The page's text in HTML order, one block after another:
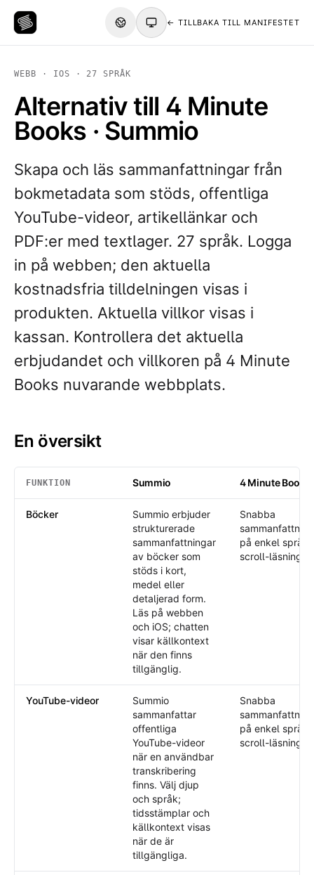
← TILLBAKA TILL MANIFESTET
WEBB · IOS · 27 SPRÅK
Alternativ till 4 Minute
Books · Summio
Skapa och läs sammanfattningar från
bokmetadata som stöds, offentliga
YouTube-videor, artikellänkar och
PDF:er med textlager. 27 språk. Logga
in på webben; den aktuella
kostnadsfria tilldelningen visas i
produkten. Aktuella villkor visas i
kassan. Kontrollera det aktuella
erbjudandet och villkoren på 4 Minute
Books nuvarande webbplats.
En översikt
FUNKTION Summio 4 Minute Books
Böcker
Summio erbjuder
strukturerade
sammanfattningar
av böcker som
stöds i kort,
medel eller
detaljerad form.
Läs på webben
och iOS; chatten
visar källkontext
när den finns
tillgänglig.
Snabba
på enkel språk
scroll-läsning.
YouTube-videor
Summio
sammanfattar
offentliga
YouTube-videor
när en användbar
transkribering
finns. Välj djup
och språk;
tidsstämplar och
källkontext visas
när de är
tillgängliga.
Snabba
på enkel språk
scroll-läsning.